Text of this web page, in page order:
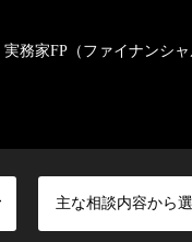
務家FP（ファイナンシ
主な相談内容から